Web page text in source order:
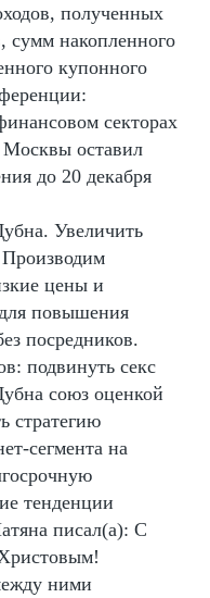
полученных
сумм накопленного
купонного
секторах
оставил
до 20 декабря
Увеличить
цены и
повышения
посредников.
подвинуть секс
союз оценкой
стратегию
сегмента на
тенденции
писал(а): С
ними